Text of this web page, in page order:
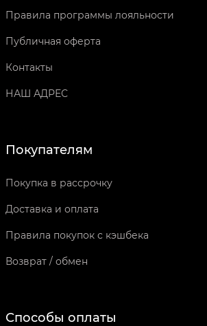
Правила программы лояльности
Публичная оферта
Контакты
НАШ АДРЕС
Покупателям
Покупка в рассрочку
Доставка и оплата
Правила покупок с кэшбека
Возврат / обмен
Способы оплаты